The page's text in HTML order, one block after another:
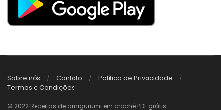
Sobre nós Contato
Política de Privacidade
Termos e Condições
© 2022 Receitas de amigurumi em crochê PDF grátis -